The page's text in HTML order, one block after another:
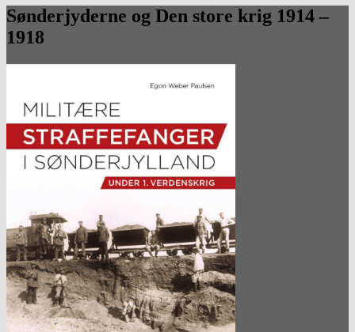
Sønderjyderne og Den store krig 1914 –
1918